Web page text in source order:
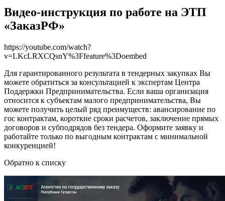
Видео-инструкция по работе на ЭТП
«ЗаказРФ»
https://youtube.com/watch?
v=LKcLRXCQsnY%3Ffeature%3Doembed
Для гарантированного результата в тендерных закупках Вы
можете обратиться за консультацией к экспертам Центра
Поддержки Предпринимательства. Если ваша организация
относится к субъектам малого предпринимательства, Вы
можете получить целый ряд преимуществ: авансирование по
гос контрактам, короткие сроки расчетов, заключение прямых
договоров и субподрядов без тендера. Оформите заявку и
работайте только по выгодным контрактам с минимальной
конкуренцией!
Обратно к списку